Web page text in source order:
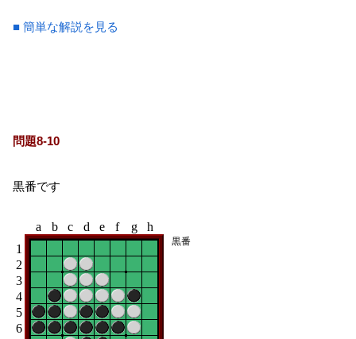
■ 簡単な解説を見る
問題8-10
黒番です